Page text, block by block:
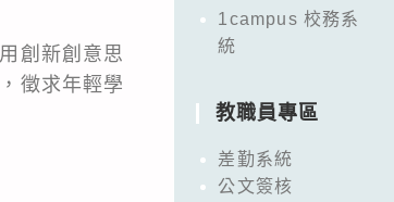
創新創意思
徵求年輕學
1campus 校務系
統
教職員專區
差勤系統
公文簽核